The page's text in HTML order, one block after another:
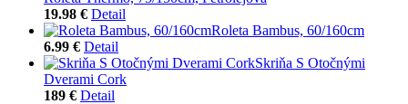
19.98 € Detail
Roleta Bambus, 60/160cm
6.99 € Detail
Skriňa S Otočnými
Dverami Cork
189 € Detail